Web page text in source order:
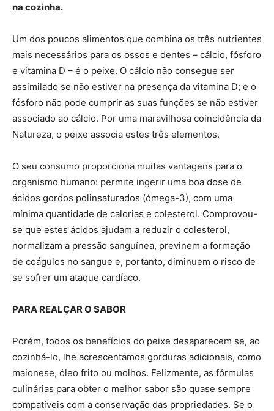
na cozinha.
Um dos poucos alimentos que combina os três nutrientes
mais necessários para os ossos e dentes – cálcio, fósforo
e vitamina D – é o peixe. O cálcio não consegue ser
assimilado se não estiver na presença da vitamina D; e o
fósforo não pode cumprir as suas funções se não estiver
associado ao cálcio. Por uma maravilhosa coincidência da
Natureza, o peixe associa estes três elementos.
O seu consumo proporciona muitas vantagens para o
organismo humano: permite ingerir uma boa dose de
ácidos gordos polinsaturados (ómega-3), com uma
mínima quantidade de calorias e colesterol. Comprovou-
se que estes ácidos ajudam a reduzir o colesterol,
normalizam a pressão sanguínea, previnem a formação
de coágulos no sangue e, portanto, diminuem o risco de
se sofrer um ataque cardíaco.
PARA REALÇAR O SABOR
Porém, todos os benefícios do peixe desaparecem se, ao
cozinhá-lo, lhe acrescentamos gorduras adicionais, como
maionese, óleo frito ou molhos. Felizmente, as fórmulas
culinárias para obter o melhor sabor são quase sempre
compatíveis com a conservação das propriedades. Se o